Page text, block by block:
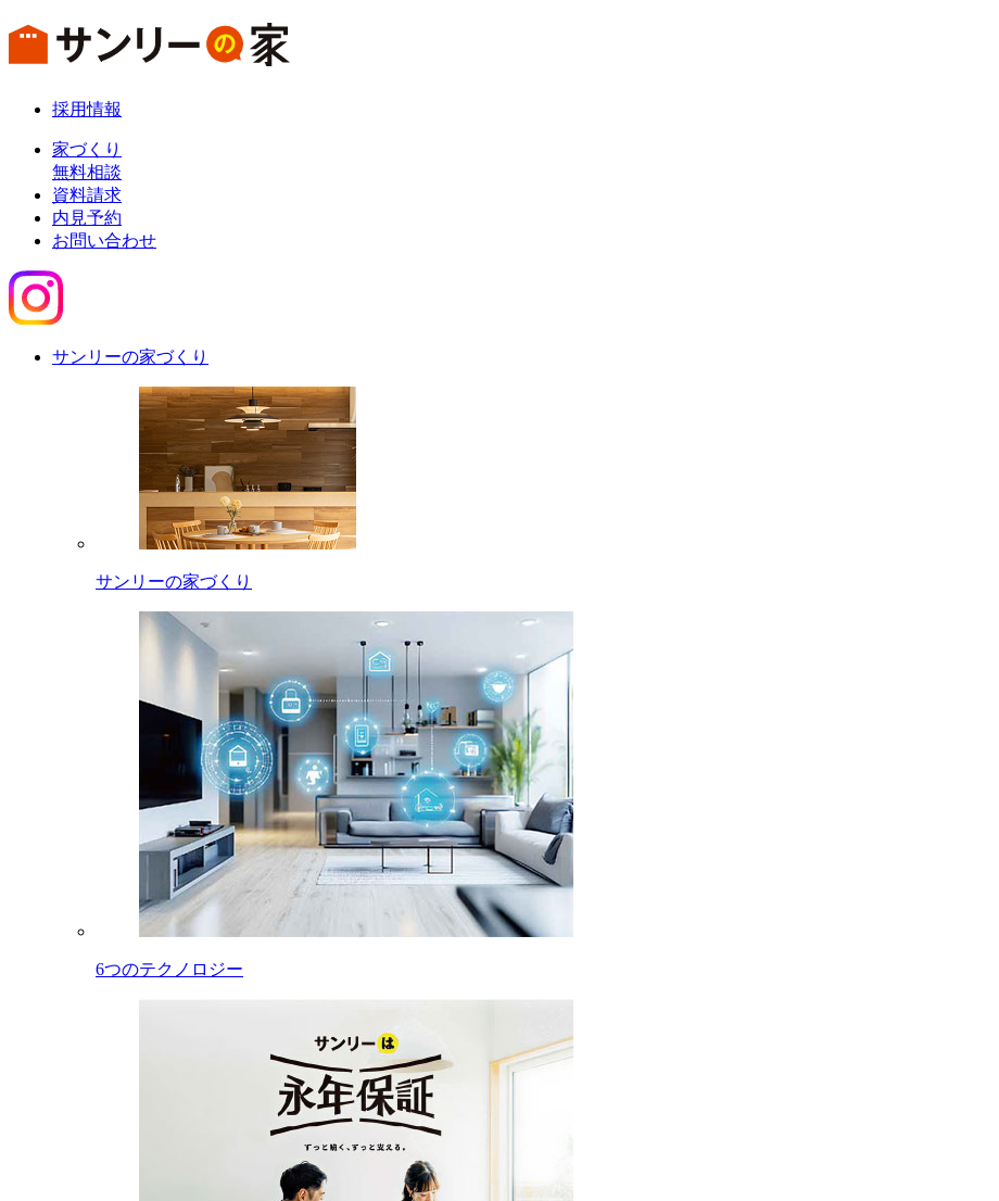
採用情報
家づくり
無料相談
資料請求
内見予約
お問い合わせ
サンリーの家づくり
サンリーの家づくり
6つのテクノロジー